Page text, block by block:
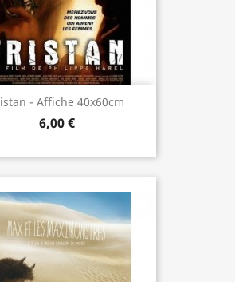
- Affiche 40x60cm
6,00 €